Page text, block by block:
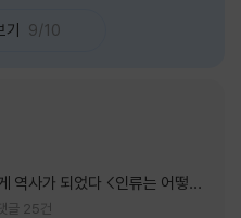
말 잘한 일이었다. 첫 장부터 평범
. 사라진 누군가에게 보내는 메일로
낯선 나라를 여행하게 된다는 설정
름을 벗어나는 피서처럼 흥미롭기
에는 단순한 추적 이야기인 줄 알
을수록 전혀 다른 방향으로 흘러간
일이 벌어졌을까?', '이 사람이 정
기 9/10
되었다 <인류는 어떻게
>
글 25건